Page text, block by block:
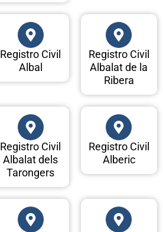
Registro Civil
Albal
Registro Civil
Albalat de la
Ribera
Registro Civil
Albalat dels
Tarongers
Registro Civil
Alberic